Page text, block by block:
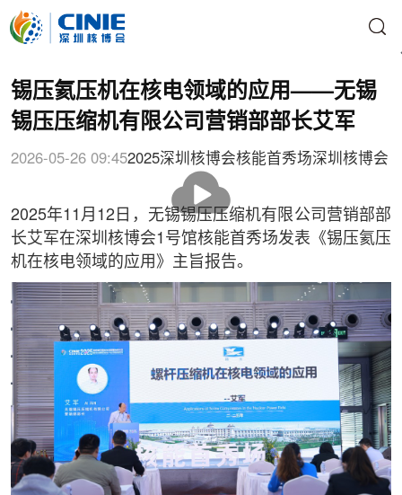
锡压氦压机在核电领域的应用——无锡
锡压压缩机有限公司营销部部长艾军
2026-05-26 09:452025深圳核博会核能首秀场深圳核博会
放
2025年11月12日，无锡锡压压缩机有限公司营销部部
长艾军在深圳核博会1号馆核能首秀场发表《锡压氦压
机在核电领域的应用》主旨报告。